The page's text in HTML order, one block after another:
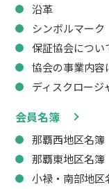
沿革
シンボルマーク
保証協会につい
協会の事業内容
ディスクロージ
会員名簿
那覇西地区名簿
那覇東地区名簿
小禄・南部地区